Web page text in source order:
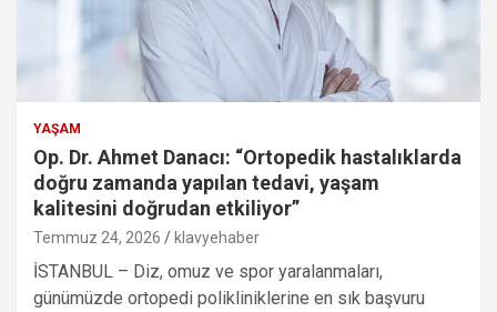
YAŞAM
Op. Dr. Ahmet Danacı: “Ortopedik hastalıklarda
doğru zamanda yapılan tedavi, yaşam
kalitesini doğrudan etkiliyor”
Temmuz 24, 2026 klavyehaber
İSTANBUL – Diz, omuz ve spor yaralanmaları,
günümüzde ortopedi polikliniklerine en sık başvuru